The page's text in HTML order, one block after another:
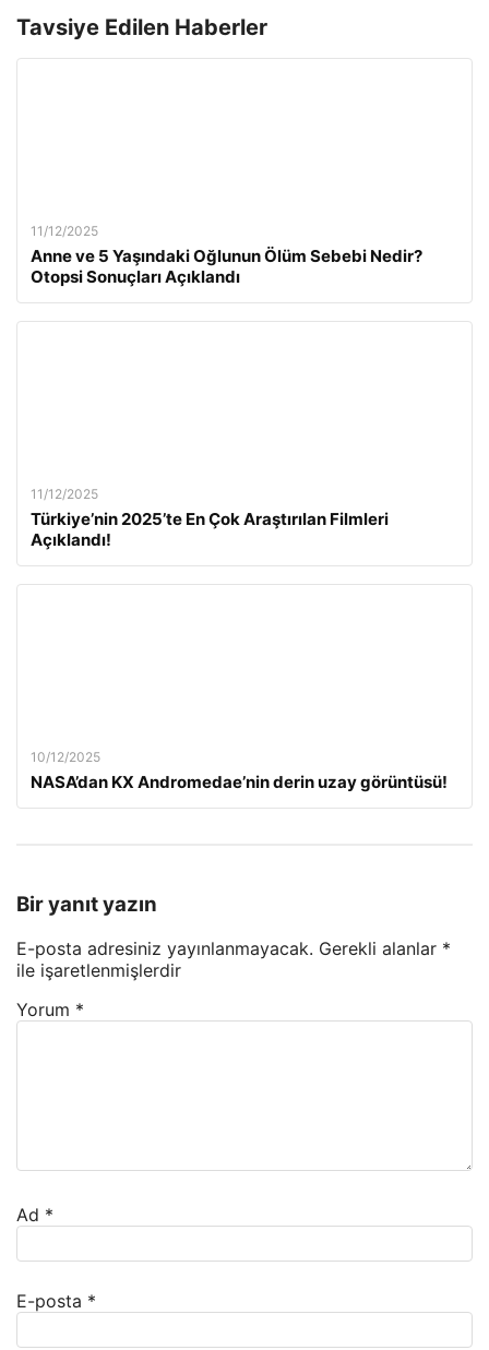
Tavsiye Edilen Haberler
11/12/2025
Anne ve 5 Yaşındaki Oğlunun Ölüm Sebebi Nedir?
Otopsi Sonuçları Açıklandı
11/12/2025
Türkiye’nin 2025’te En Çok Araştırılan Filmleri
Açıklandı!
10/12/2025
NASA’dan KX Andromedae’nin derin uzay görüntüsü!
Bir yanıt yazın
E-posta adresiniz yayınlanmayacak. Gerekli alanlar *
ile işaretlenmişlerdir
Yorum *
Ad *
E-posta *